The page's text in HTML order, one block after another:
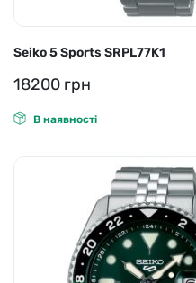
Seiko 5 Sports SRPL77K1
18200 грн
В наявності